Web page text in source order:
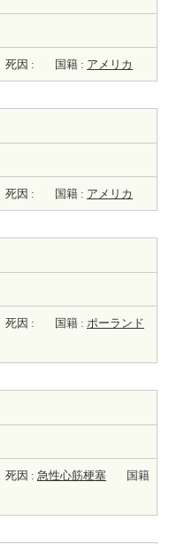
死因 : 国籍 : アメリカ
死因 : 国籍 : アメリカ
死因 : 国籍 : ポーランド
死因 : 急性心筋梗塞
国籍